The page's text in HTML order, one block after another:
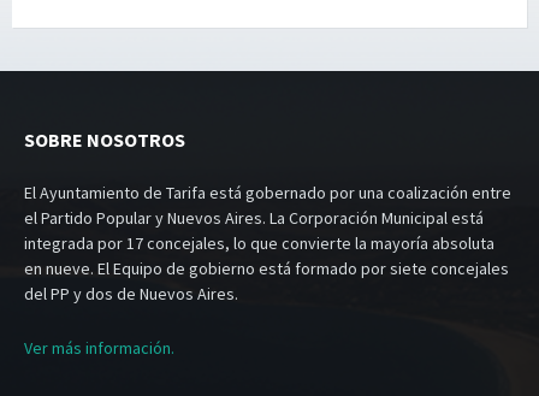
SOBRE NOSOTROS
El Ayuntamiento de Tarifa está gobernado por una coalización entre
el Partido Popular y Nuevos Aires. La Corporación Municipal está
integrada por 17 concejales, lo que convierte la mayoría absoluta
en nueve. El Equipo de gobierno está formado por siete concejales
del PP y dos de Nuevos Aires.
Ver más información.